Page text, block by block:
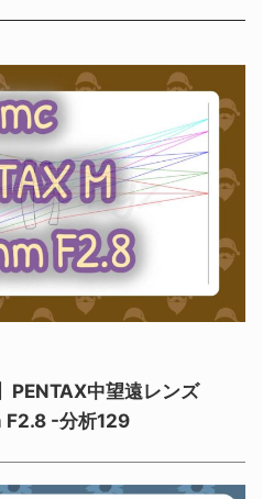
PENTAX中望遠レンズ
-分析129